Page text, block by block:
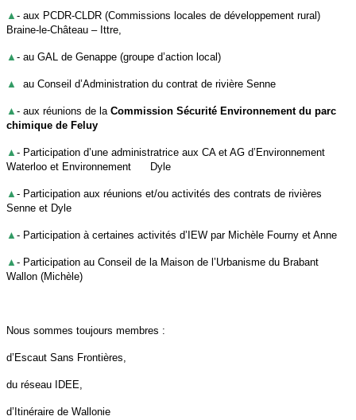
▲ - aux PCDR-CLDR (Commissions locales de développement rural)
Braine-le-Château – Ittre,
▲ - au GAL de Genappe (groupe d’action local)
▲ au Conseil d’Administration du contrat de rivière Senne
▲ - aux réunions de la Commission Sécurité Environnement du parc
chimique de Feluy
▲ - Participation d’une administratrice aux CA et AG d’Environnement
Waterloo et Environnement Dyle
▲ - Participation aux réunions et/ou activités des contrats de rivières
Senne et Dyle
▲ - Participation à certaines activités d’IEW par Michèle Fourny et Anne
▲ - Participation au Conseil de la Maison de l’Urbanisme du Brabant
Wallon (Michèle)
Nous sommes toujours membres :
d’Escaut Sans Frontières,
du réseau IDEE,
d’Itinéraire de Wallonie